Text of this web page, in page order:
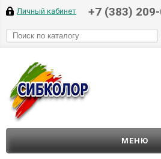
Личный кабинет +7 (383)
МЕНЮ